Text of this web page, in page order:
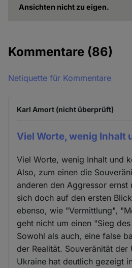
Ansichten nicht zu eigen.
Kommentare (86)
Netiquette für Kommentare
Karl Amort (nicht überprüft)
Viel Worte, wenig Inhalt
Viel Worte, wenig Inhalt und
Also, zum einen die
anderen den Aggressor ernst
sich doch auf den ersten
ebenso, wie "Vermittlung",
geht nicht um einen "Sieg
Sowohl als auch, eine false
der Realität. Souveränität der
Ukraine hat deutlich gezeigt